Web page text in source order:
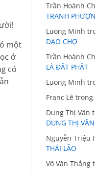
một
ở
có
Trần Hoành
TRANH
Luong Minh
DẠO CHỢ
Trần Hoành
LÀ ĐẤT PHẬT
Luong Minh
Franc Lê trong
Dung Thị Vân
DUNG THỊ VÂN
Nguyễn Triệu
THÁI LÃO
Võ Văn Thắng